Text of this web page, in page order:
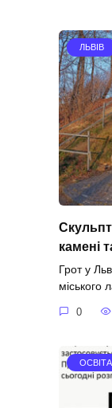
ЛЬВІВ
камені
Грот у
міського
0
ОСВІТА